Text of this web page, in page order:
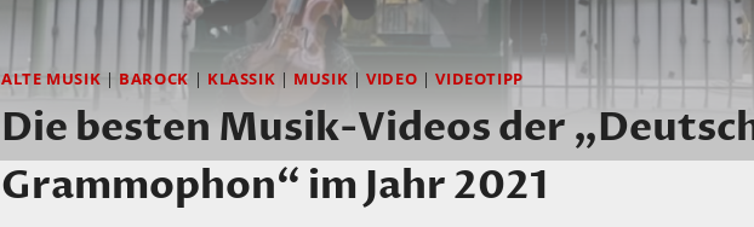
ALTE MUSIK | BAROCK | KLASSIK | MUSIK |VIDEO |VIDEOTIPP
Die besten Musik-Videos der
Grammophon“ im Jahr 2021